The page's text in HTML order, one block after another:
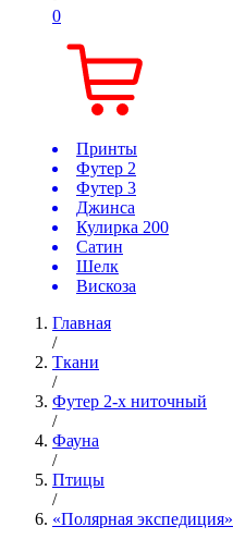
0
Принты
Футер 2
Футер 3
Джинса
Кулирка 200
Сатин
Шелк
Вискоза
Главная
/
Ткани
/
Футер 2-х ниточный
/
Фауна
/
Птицы
/
«Полярная экспедиция»